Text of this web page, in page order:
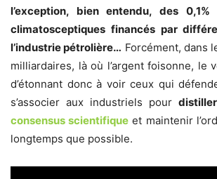
l’exception, bien entendu, des
climatosceptiques financés par
l’industrie pétrolière… Forcément, dans
milliardaires, là où l’argent foisonne, le
d’étonnant donc à voir ceux qui
s’associer aux industriels pour
consensus scientifique et maintenir
longtemps que possible.